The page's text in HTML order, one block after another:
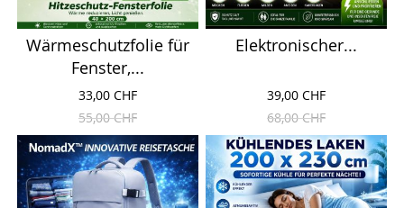
Wärmeschutzfolie für
Fenster,...
33,00 CHF
55,00 CHF
Elektronischer...
39,00 CHF
68,00 CHF